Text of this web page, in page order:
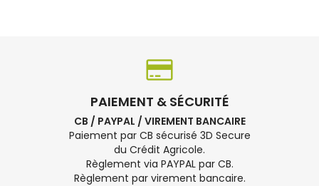
PAIEMENT & SÉCURITÉ
CB / PAYPAL / VIREMENT BANCAIRE
Paiement par CB sécurisé 3D Secure
du Crédit Agricole.
Règlement via PAYPAL par CB.
Règlement par virement bancaire.